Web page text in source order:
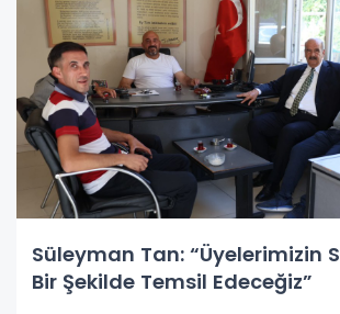
Süleyman Tan: “Üyelerimizin
Bir Şekilde Temsil Edeceğiz”